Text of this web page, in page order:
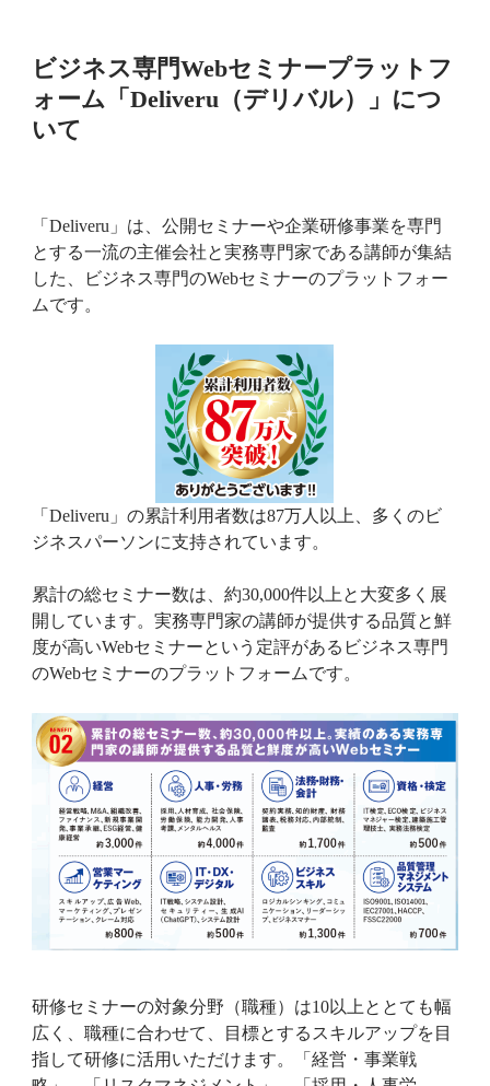
ビジネス専門Webセミナープラットフ
ォーム「Deliveru（デリバル）」につ
いて
「Deliveru」は、公開セミナーや企業研修事業を専門
とする一流の主催会社と実務専門家である講師が集結
した、ビジネス専門のWebセミナーのプラットフォー
ムです。
「Deliveru」の累計利用者数は87万人以上、多くのビ
ジネスパーソンに支持されています。
累計の総セミナー数は、約30,000件以上と大変多く展
開しています。実務専門家の講師が提供する品質と鮮
度が高いWebセミナーという定評があるビジネス専門
のWebセミナーのプラットフォームです。
研修セミナーの対象分野（職種）は10以上ととても幅
広く、職種に合わせて、目標とするスキルアップを目
指して研修に活用いただけます。「経営・事業戦